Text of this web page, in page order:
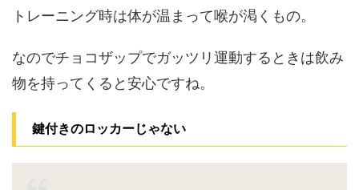
トレーニング時は体が温まって喉が渇くもの。
なのでチョコザップでガッツリ運動するときは飲み
物を持ってくると安心ですね。
鍵付きのロッカーじゃない